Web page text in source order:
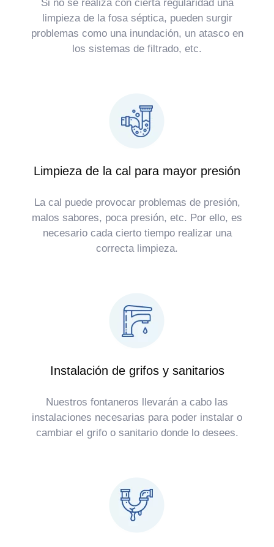
Si no se realiza con cierta regularidad una
limpieza de la fosa séptica, pueden surgir
problemas como una inundación, un atasco en
los sistemas de filtrado, etc.
Limpieza de la cal para mayor presión
La cal puede provocar problemas de presión,
malos sabores, poca presión, etc. Por ello, es
necesario cada cierto tiempo realizar una
correcta limpieza.
Instalación de grifos y sanitarios
Nuestros fontaneros llevarán a cabo las
instalaciones necesarias para poder instalar o
cambiar el grifo o sanitario donde lo desees.